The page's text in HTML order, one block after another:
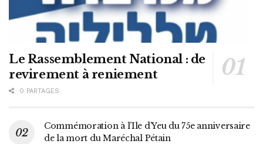
Le Rassemblement National : de
revirement à reniement
0 PARTAGES
Commémoration à l’Ile d’Yeu du 75e anniversaire
de la mort du Maréchal Pétain